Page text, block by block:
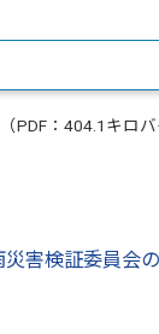
（PDF：404.1キロバ
害検証委員会